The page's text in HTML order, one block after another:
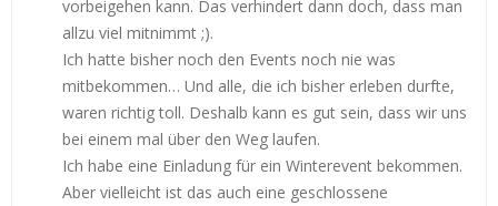
vorbeigehen kann. Das verhindert dann doch, dass man
allzu viel mitnimmt ;).
Ich hatte bisher noch den Events noch nie was
mitbekommen… Und alle, die ich bisher erleben durfte,
waren richtig toll. Deshalb kann es gut sein, dass wir uns
bei einem mal über den Weg laufen.
Ich habe eine Einladung für ein Winterevent bekommen.
Aber vielleicht ist das auch eine geschlossene